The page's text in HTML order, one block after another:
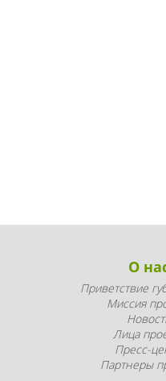
О
Приветствие
Миссия
Лица
Пресс-
Партнеры